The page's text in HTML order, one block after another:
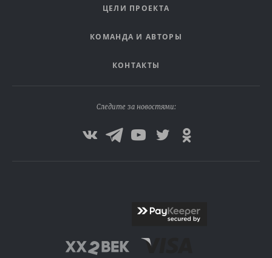
ЦЕЛИ ПРОЕКТА
КОМАНДА И АВТОРЫ
КОНТАКТЫ
Следите за новостями: